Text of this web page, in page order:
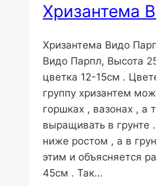
Хризантема
Хризантема Видо
Видо Парпл, Высота
цветка 12-15см .
группу хризантем
горшках , вазонах , а
выращивать в грунте
ниже ростом , а в
этим и объясняется
45см . Так…